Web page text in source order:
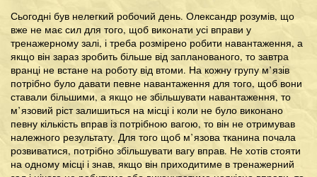
Сьогодні був нелегкий робочий день. Олександр розумів, що
вже не має сил для того, щоб виконати усі вправи у
тренажерному залі, і треба розмірено робити навантаження, а
якщо він зараз зробить більше від запланованого, то завтра
вранці не встане на роботу від втоми. На кожну групу м’язів
потрібно було давати певне навантаження для того, щоб вони
ставали більшими, а якщо не збільшувати навантаження, то
м’язовий ріст залишиться на місці і коли не було виконано
певну кількість вправ із потрібною вагою, то він не отримував
належного результату. Для того щоб м’язова тканина почала
розвиватися, потрібно збільшувати вагу вправ. Не хотів стояти
на одному місці і знав, якщо він приходитиме в тренажерний